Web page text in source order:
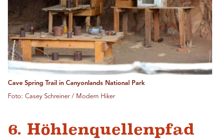
Cave Spring Trail in Canyonlands National Park
Foto: Casey Schreiner / Modern Hiker
6. Höhlenquellenpfad